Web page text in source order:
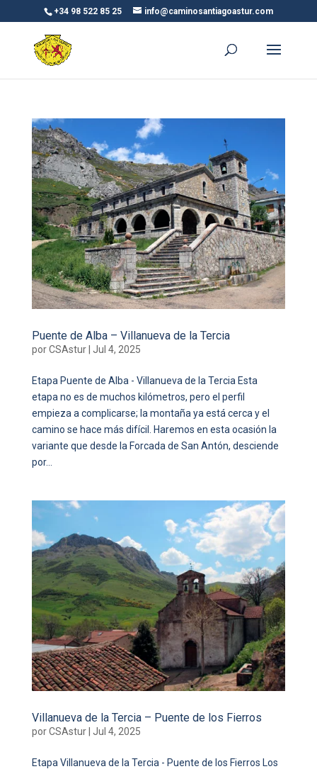
+34 98 522 85 25 info@caminosantiagoastur.com
Puente de Alba – Villanueva de la Tercia
porCSAstur| Jul 4, 2025
Etapa Puente de Alba - Villanueva de la Tercia Esta
etapa no es de muchos kilómetros, pero el perfil
empieza a complicarse; la montaña ya está cerca y el
camino se hace más difícil. Haremos en esta ocasión la
variante que desde la Forcada de San Antón, desciende
por...
Villanueva de la Tercia – Puente de los Fierros
porCSAstur| Jul 4, 2025
Etapa Villanueva de la Tercia - Puente de los Fierros Los